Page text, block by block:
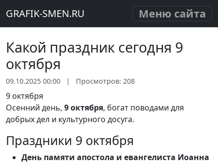
GRAFIK-SMEN.RU Меню сайта
Какой праздник сегодня 9
октября
09.10.2025 00:00 | Просмотров: 208
9 октября
Осенний день, 9 октября, богат поводами для
добрых дел и культурного досуга.
Праздники 9 октября
День памяти апостола и евангелиста Иоанна